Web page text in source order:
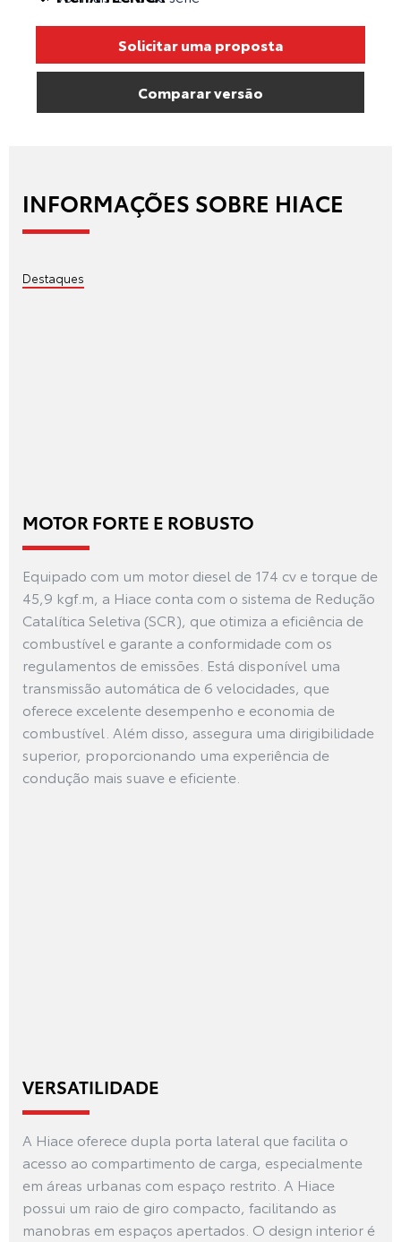
Solicitar uma proposta
Comparar versão
INFORMAÇÕES SOBRE HIACE
Destaques
MOTOR FORTE E ROBUSTO
Equipado com um motor diesel de 174 cv e torque de
45,9 kgf.m, a Hiace conta com o sistema de Redução
Catalítica Seletiva (SCR), que otimiza a eficiência de
combustível e garante a conformidade com os
regulamentos de emissões. Está disponível uma
transmissão automática de 6 velocidades, que
oferece excelente desempenho e economia de
combustível. Além disso, assegura uma dirigibilidade
superior, proporcionando uma experiência de
condução mais suave e eficiente.
VERSATILIDADE
A Hiace oferece dupla porta lateral que facilita o
acesso ao compartimento de carga, especialmente
em áreas urbanas com espaço restrito. A Hiace
possui um raio de giro compacto, facilitando as
manobras em espaços apertados. O design interior é